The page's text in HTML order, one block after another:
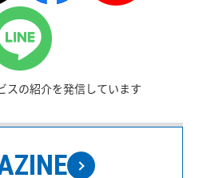
スの紹介を発信しています